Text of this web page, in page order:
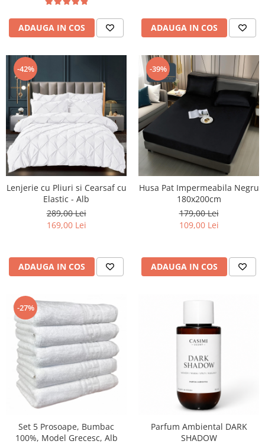
ADAUGA IN COS ADAUGA IN COS
-42%
Lenjerie cu Pliuri si Cearsaf cu
Elastic - Alb
289,00 Lei
169,00 Lei
ADAUGA IN COS
-39%
Husa Pat Impermeabila Negru
180x200cm
179,00 Lei
109,00 Lei
ADAUGA IN COS
-27%
Set 5 Prosoape, Bumbac
100%, Model Grecesc, Alb
Parfum Ambiental DARK
SHADOW